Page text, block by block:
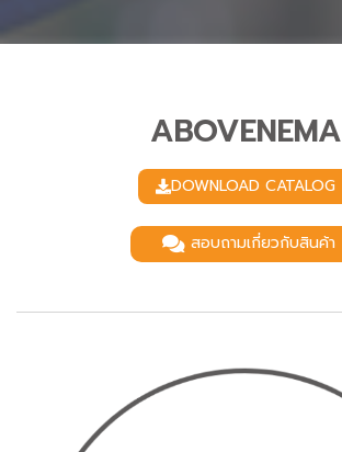
ABOVENEMA
DOWNLOAD CATALOG
สอบถามเกี่ยวกับสินค้า